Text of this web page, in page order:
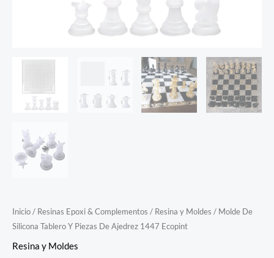
Inicio/ Resinas Epoxi & Complementos / Resina y Moldes / Molde De
Silicona Tablero Y Piezas De Ajedrez 1447 Ecopint
Resina y Moldes